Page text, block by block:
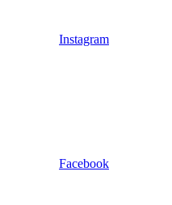
Instagram
Facebook